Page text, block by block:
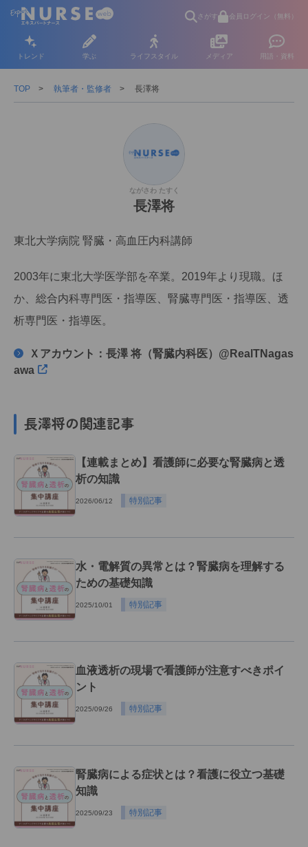
さがす 会員ログイン（無料）
トレンド 学ぶ ライフスタイル メディア 用語・資料
TOP 執筆者・監修者 長澤将
ながさわ たすく
長澤将
東北大学病院 腎臓・高血圧内科講師
2003年に東北大学医学部を卒業。2019年より現職。ほ
か、総合内科専門医・指導医、腎臓専門医・指導医、透
析専門医・指導医。
Ｘアカウント：長澤 将（腎臓内科医）@RealTNagas
awa
長澤将の関連記事
【連載まとめ】看護師に必要な腎臓病と透
析の知識
2026/06/12 特別記事
水・電解質の異常とは？腎臓病を理解する
ための基礎知識
2025/10/01 特別記事
血液透析の現場で看護師が注意すべきポイ
ント
2025/09/26 特別記事
腎臓病による症状とは？看護に役立つ基礎
知識
2025/09/23 特別記事